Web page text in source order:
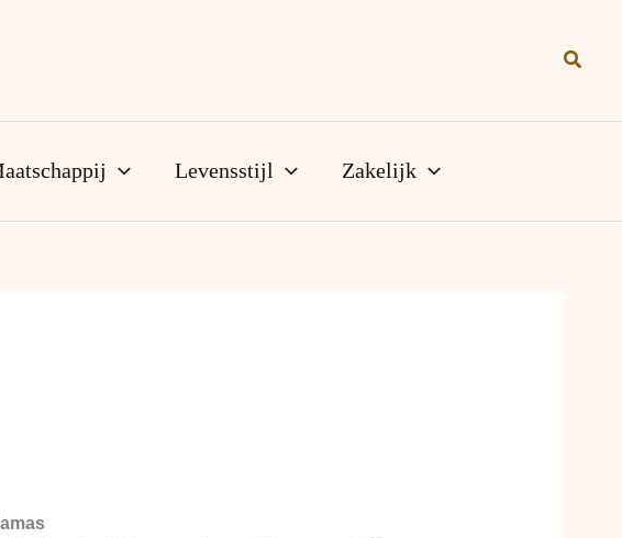
Levensstijl Zakelijk